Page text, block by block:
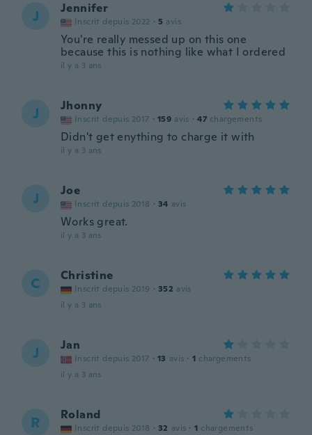
J Jennifer
Inscrit depuis 2022 · 5 avis
You're really messed up on this one
because this is nothing like what I ordered
il y a 3 ans
J Jhonny
Inscrit depuis 2017 · 159 avis · 47 chargements
Didn't get enything to charge it with
il y a 3 ans
J Joe
Inscrit depuis 2018 · 34 avis
Works great.
il y a 3 ans
C Christine
Inscrit depuis 2019 · 352 avis
il y a 3 ans
J Jan
Inscrit depuis 2017 · 13 avis · 1 chargements
il y a 3 ans
R Roland
Inscrit depuis 2018 · 32 avis · 1 chargements